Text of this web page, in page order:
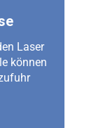
Laser
können